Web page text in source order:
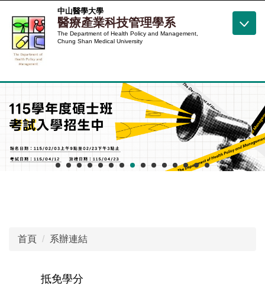
到
主
要
容
中山醫學大學
醫療產業科技管理學系
The Department of Health Policy and Management,
Chung Shan Medical University
首頁 系辦連結
抵免學分